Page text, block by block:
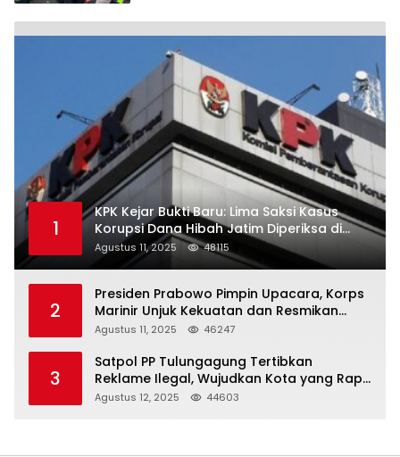
1
KPK Kejar Bukti Baru: Lima Saksi Kasus
Korupsi Dana Hibah Jatim Diperiksa di
Trenggalek
Agustus 11, 2025 48115
2
Presiden Prabowo Pimpin Upacara, Korps
Marinir Unjuk Kekuatan dan Resmikan
Struktur Baru
Agustus 11, 2025 46247
3
Satpol PP Tulungagung Tertibkan
Reklame Ilegal, Wujudkan Kota yang Rapi
dan Indah
Agustus 12, 2025 44603